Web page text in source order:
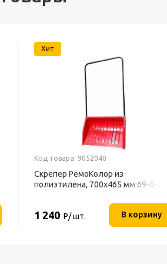
Хит
Код товара: 9052040
Скрепер РемоКолор из
полиэтилена, 700x465 мм 69-0-700
1 240 Р/ шт. В корзину